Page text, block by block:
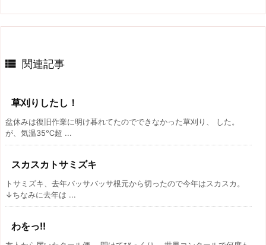
 関連記事
草刈りしたし！
盆休みは復旧作業に明け暮れてたのでできなかった草刈り、 した。
が、気温35℃超 ...
スカスカトサミズキ
トサミズキ、去年バッサバッサ根元から切ったので今年はスカスカ。
↓ちなみに去年は ...
わをっ!!